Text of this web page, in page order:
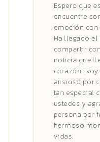
Espero que
encuentre
emoción
Ha llegado
compartir
noticia que
corazón:
ansioso por
tan especial
ustedes y
persona por
hermoso
vidas.